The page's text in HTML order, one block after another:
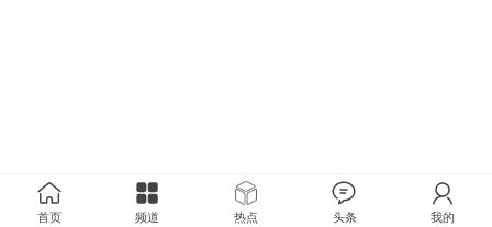
首页 频道 热点 头条 我的